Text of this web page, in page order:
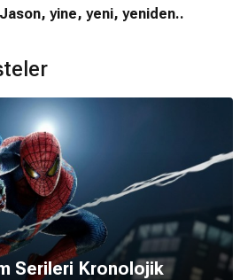
Jason, yine, yeni, yeniden..
Serileri Kronolojik